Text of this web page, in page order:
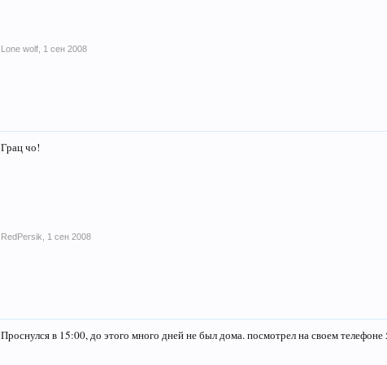
Lone wolf 1 сен 2008
Грац чо!
RedPersik 1 сен 2008
Проснулся в 15:00, до этого много дней не был дома. посмотрел на своем